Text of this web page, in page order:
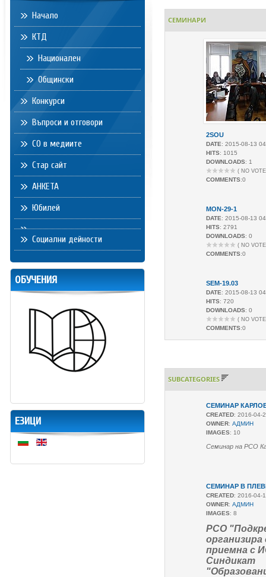
СЕМИНАРИ
2SOU
DATE: 2015-08-13
HITS: 1015
DOWNLOADS: 1
( NO
COMMENTS:0
MON-29-1
DATE: 2015-08-13
HITS: 2791
DOWNLOADS: 0
( NO
COMMENTS:0
SEM-19.03
DATE: 2015-08-13
HITS: 720
DOWNLOADS: 0
( NO
COMMENTS:0
SUBCATEGORIES
СЕМИНАР
CREATED: 2016-04-
OWNER: АДМИН
IMAGES: 10
Семинар на РСО
СЕМИНАР В
CREATED: 2016-04-
OWNER: АДМИН
IMAGES: 8
РСО
организира
приемна с
Синдикат
Начало
КТД
Национален
Общински
Конкурси
Въпроси и отговори
СО в медиите
Стар сайт
АНКЕТА
Юбилей
Социални дейности
ОБУЧЕНИЯ
ЕЗИЦИ